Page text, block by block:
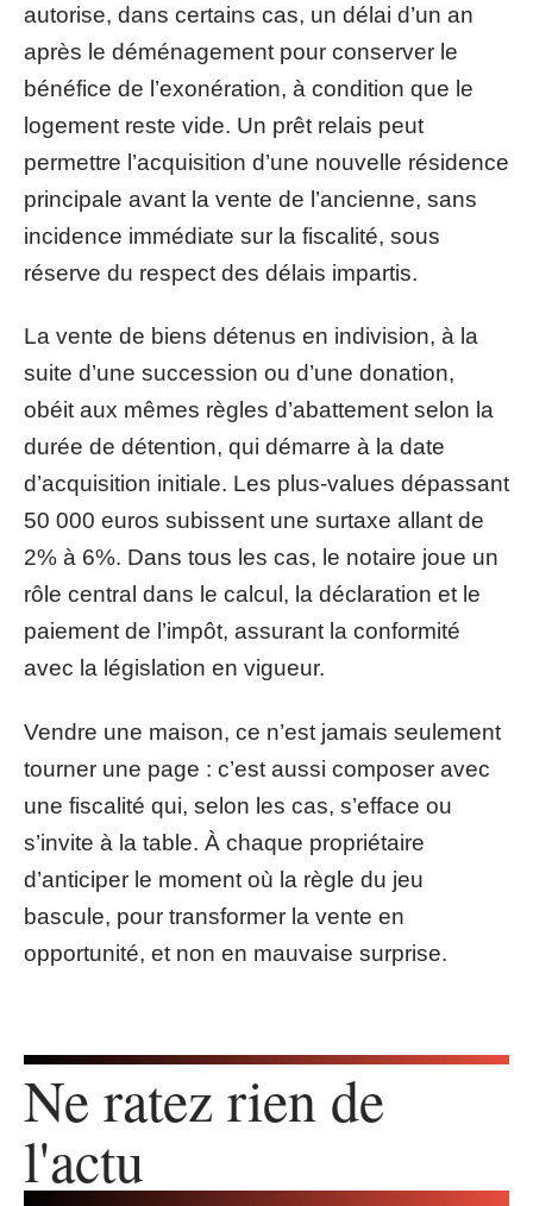
autorise, dans certains cas, un délai d’un an
après le déménagement pour conserver le
bénéfice de l’exonération, à condition que le
logement reste vide. Un prêt relais peut
permettre l’acquisition d’une nouvelle résidence
principale avant la vente de l’ancienne, sans
incidence immédiate sur la fiscalité, sous
réserve du respect des délais impartis.
La vente de biens détenus en indivision, à la
suite d’une succession ou d’une donation,
obéit aux mêmes règles d’abattement selon la
durée de détention, qui démarre à la date
d’acquisition initiale. Les plus-values dépassant
50 000 euros subissent une surtaxe allant de
2% à 6%. Dans tous les cas, le notaire joue un
rôle central dans le calcul, la déclaration et le
paiement de l’impôt, assurant la conformité
avec la législation en vigueur.
Vendre une maison, ce n’est jamais seulement
tourner une page : c’est aussi composer avec
une fiscalité qui, selon les cas, s’efface ou
s’invite à la table. À chaque propriétaire
d’anticiper le moment où la règle du jeu
bascule, pour transformer la vente en
opportunité, et non en mauvaise surprise.
Ne ratez rien de
l'actu